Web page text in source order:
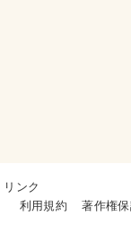
リンク
利用規約
著作権